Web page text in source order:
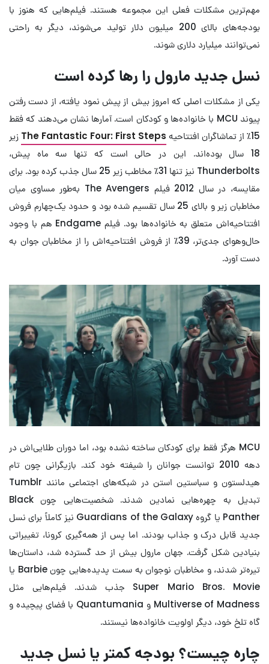
مهم‌ترین مشکلات فعلی این مجموعه هستند. فیلم‌هایی که هنوز با
بودجه‌های بالای 200 میلیون دلار تولید می‌شوند، دیگر به راحتی
نمی‌توانند میلیارد دلاری شوند.
نسل جدید مارول را رها کرده است
یکی از مشکلات اصلی که امروز بیش از پیش نمود یافته، از دست رفتن
پیوند MCU با خانواده‌ها و کودکان است. آمارها نشان می‌دهند که فقط
15٪ از تماشاگران افتتاحیه
The Fantastic Four: First Steps زیر
18 سال بوده‌اند. این در حالی است که تنها سه ماه پیش،
Thunderbolts نیز تنها 31٪ مخاطب زیر 25 سال جذب کرده بود. برای
مقایسه، در سال 2012 فیلم The Avengers به‌طور مساوی میان
مخاطبان زیر و بالای 25 سال تقسیم شده بود و حدود یک‌چهارم فروش
افتتاحیه‌اش متعلق به خانواده‌ها بود. فیلم Endgame هم با وجود
حال‌و‌هوای جدی‌تر، 39٪ از فروش افتتاحیه‌اش را از مخاطبان جوان به
دست آورد.
MCU هرگز فقط برای کودکان ساخته نشده بود، اما دوران طلایی‌اش در
دهه 2010 توانست جوانان را شیفته خود کند. بازیگرانی چون تام
هیدلستون و سباستین استن در شبکه‌های اجتماعی مانند Tumblr
تبدیل به چهره‌هایی نمادین شدند. شخصیت‌هایی چون Black
Panther یا گروه Guardians of the Galaxy نیز کاملاً برای نسل
جدید قابل درک و جذاب بودند. اما پس از همه‌گیری کرونا، تغییراتی
بنیادین شکل گرفت. جهان مارول بیش از حد گسترده شد، داستان‌ها
تیره‌تر شدند، و مخاطبان نوجوان به سمت پدیده‌هایی چون Barbie یا
Super Mario Bros. Movie جذب شدند. فیلم‌هایی مثل
Multiverse of Madness و Quantumania با فضای پیچیده و
گاه تلخ خود، دیگر اولویت خانواده‌ها نیستند.
چاره چیست؟ بودجه کمتر یا نسل جدید